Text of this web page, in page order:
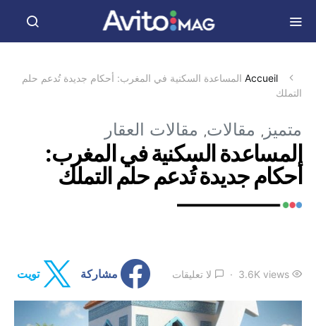
Accueil المساعدة السكنية في المغرب: أحكام جديدة تُدعم حلم
التملك
متميز مقالات مقالات العقار
المساعدة السكنية في المغرب:
أحكام جديدة تُدعم حلم التملك
3.6K views لا تعليقات